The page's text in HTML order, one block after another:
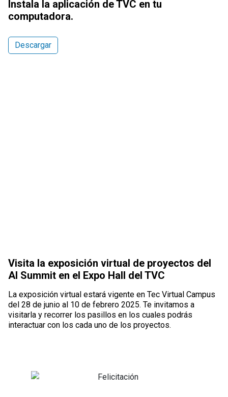
Título
Instala la aplicación de TVC en tu
computadora.
Enlace
Descargar
Título
Visita la exposición virtual de proyectos del
AI Summit en el Expo Hall del TVC
Descripción
La exposición virtual estará vigente en Tec Virtual Campus
del 28 de junio al 10 de febrero 2025. Te invitamos a
visitarla y recorrer los pasillos en los cuales podrás
interactuar con los cada uno de los proyectos.